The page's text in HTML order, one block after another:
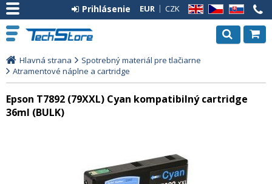
EN CZ SK
EUR CZK
Prihlásenie
Hlavná strana
Spotrebný materiál pre tlačiarne
Atramentové náplne a cartridge
Epson T7892 (79XXL) Cyan kompatibilný cartridge
36ml (BULK)